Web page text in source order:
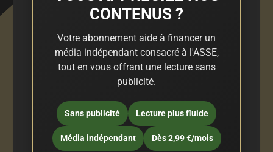
CONTENUS ?
Votre abonnement aide à financer un
média indépendant consacré à l'ASSE,
tout en vous offrant une lecture sans
publicité.
Sans publicité Lecture plus fluide
Média indépendant Dès 2,99 €/mois